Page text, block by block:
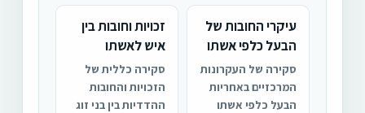
עיקרי החובות של
הבעל כלפי אשתו
סקירה של העקרונות
המרכזיים באחריות
הבעל כלפי אשתו
זכויות וחובות בין
איש לאשתו
סקירה כללית של
הזכויות והחובות
ההדדיות בין בני זוג